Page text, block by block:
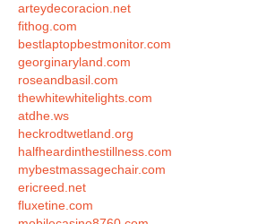
arteydecoracion.net
fithog.com
bestlaptopbestmonitor.com
georginaryland.com
roseandbasil.com
thewhitewhitelights.com
atdhe.ws
heckrodtwetland.org
halfheardinthestillness.com
mybestmassagechair.com
ericreed.net
fluxetine.com